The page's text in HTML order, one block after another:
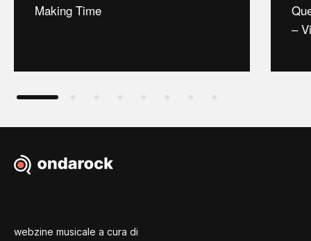
Making Time
–
webzine musicale a cura di